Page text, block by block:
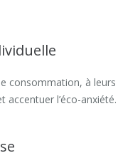
consommation, à
l’éco-anxiété.